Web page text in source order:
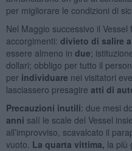
per migliorare le condizioni di
Nel Maggio successivo il
accorgimenti: divieto di salire
essere almeno in due;
dollari; obbligo per tutto il
per individuare nei visitatori
lasciassero presagire atti di
Precauzioni inutili: due mesi
anni salí le scale del Vessel
all’improvviso, scavalcato il
vuoto. La quarta vittima, la più